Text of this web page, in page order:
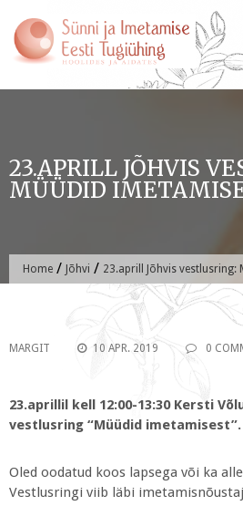
content
23.APRILL JÕHVIS
MÜÜDID
Home / Jõhvi / 23.aprill Jõhvis vestlusring:
MARGIT 10 APR. 2019 0
23.aprillil kell 12:00-13:30 Kersti
vestlusring “Müüdid imetamisest”.
Oled oodatud koos lapsega või ka
Vestlusringi viib läbi